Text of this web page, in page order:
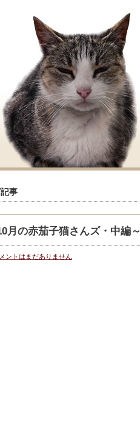
事
の赤茄子猫さんズ・中編～
ントはまだありません